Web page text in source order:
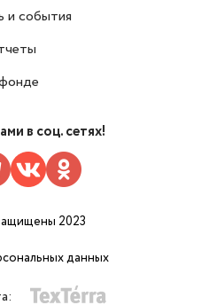
и события
в соц. сетях!
2023
данных